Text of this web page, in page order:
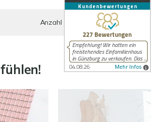
Anzahl der Objekte:1 | 1